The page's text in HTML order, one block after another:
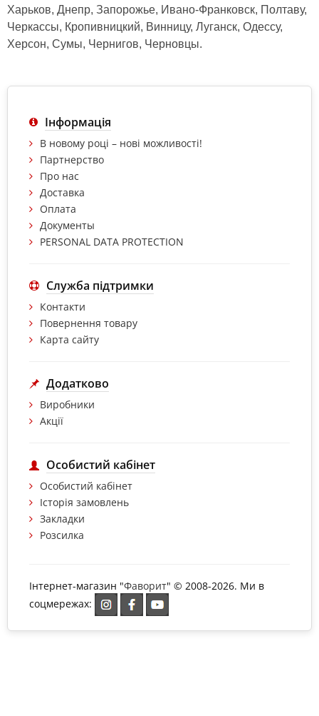
Харьков, Днепр, Запорожье, Ивано-Франковск, Полтаву,
Черкассы, Кропивницкий, Винницу, Луганск, Одессу,
Херсон, Сумы, Чернигов, Черновцы.
Інформація
В новому році – нові можливості!
Партнерство
Про нас
Доставка
Оплата
Документы
PERSONAL DATA PROTECTION
Служба підтримки
Контакти
Повернення товару
Карта сайту
Додатково
Виробники
Акції
Особистий кабінет
Особистий кабінет
Історія замовлень
Закладки
Розсилка
Інтернет-магазин "Фаворит" © 2008-2026. Ми в
соцмережах: